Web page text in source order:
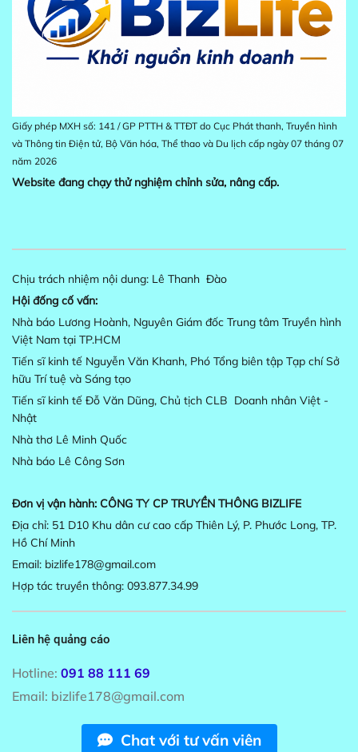
Giấy phép MXH số: 141 / GP PTTH & TTĐT do Cục Phát thanh, Truyền hình
và Thông tin Điện tử, Bộ Văn hóa, Thể thao và Du lịch cấp ngày 07 tháng 07
năm 2026
Website đang chạy thử nghiệm chỉnh sửa, nâng cấp.
Chịu trách nhiệm nội dung: Lê Thanh Đào
Hội đống cố vấn:
Nhà báo Lương Hoành, Nguyên Giám đốc Trung tâm Truyền hình
Việt Nam tại TP.HCM
Tiến sĩ kinh tế Nguyễn Văn Khanh, Phó Tổng biên tập Tạp chí Sở
hữu Trí tuệ và Sáng tạo
Tiến sĩ kinh tế Đỗ Văn Dũng, Chủ tịch CLB Doanh nhân Việt -
Nhật
Nhà thơ Lê Minh Quốc
Nhà báo Lê Công Sơn
Đơn vị vận hành: CÔNG TY CP TRUYỀN THÔNG BIZLIFE
Địa chỉ: 51 D10 Khu dân cư cao cấp Thiên Lý, P. Phước Long, TP.
Hồ Chí Minh
Email: bizlife178@gmail.com
Hợp tác truyền thông: 093.877.34.99
Liên hệ quảng cáo
Hotline: 091 88 111 69
Email: bizlife178@gmail.com
Chat với tư vấn viên